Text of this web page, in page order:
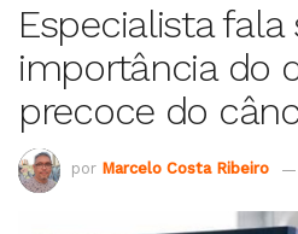
Especialista fala
importância do
precoce do
por Marcelo Costa Ribeiro